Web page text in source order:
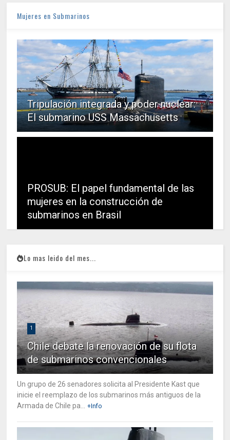
Mujeres en Submarinos
Tripulación integrada y poder nuclear:
El submarino USS Massachusetts
PROSUB: El papel fundamental de las
mujeres en la construcción de
submarinos en Brasil
Lo mas leido del mes...
1
Chile debate la renovación de su flota
de submarinos convencionales
Un grupo de 26 senadores solicita al Presidente Kast que
inicie el reemplazo de los submarinos más antiguos de la
Armada de Chile pa...
+Info